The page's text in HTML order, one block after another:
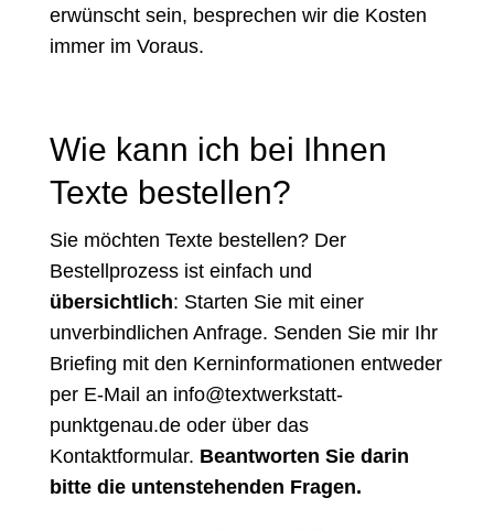
erwünscht sein, besprechen wir die Kosten
immer im Voraus.
Wie kann ich bei Ihnen
Texte bestellen?
Sie möchten Texte bestellen? Der
Bestellprozess ist einfach und
übersichtlich: Starten Sie mit einer
unverbindlichen Anfrage. Senden Sie mir Ihr
Briefing mit den Kerninformationen entweder
per E-Mail an info@textwerkstatt-
punktgenau.deoder über das
Kontaktformular. Beantworten Sie darin
bitte die untenstehenden Fragen.